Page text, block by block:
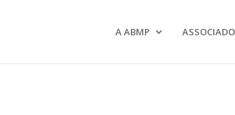
A ABMP